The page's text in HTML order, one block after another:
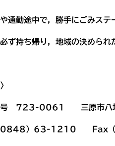
通勤途中で，勝手にごみステ
ず持ち帰り，地域の決められ
号 723-0061 三原市八坂
0848）63-1210 Fax